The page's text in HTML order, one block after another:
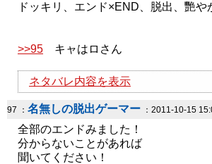
ドッキリ、エンド×END、脱出、艷や
>>95 キャはロさん
ネタバレ内容を表示
97 ： 名無しの脱出ゲーマー ：2011-10-15
全部のエンドみました！
分からないことがあれば
聞いてください！